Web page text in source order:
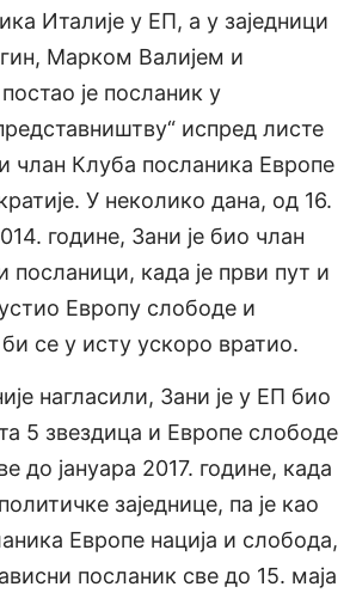
Италије у ЕП, а у заједници
Марком Валијем и
је посланик у
испред листе
члан Клуба посланика Европе
У неколико дана, од 16.
године, Зани је био члан
посланици, када је први пут и
Европу слободе и
се у исту ускоро вратио.
нагласили, Зани је у ЕП био
5 звездица и Европе слободе
до јануара 2017. године, када
заједнице, па је као
Европе нација и слобода,
посланик све до 15. маја